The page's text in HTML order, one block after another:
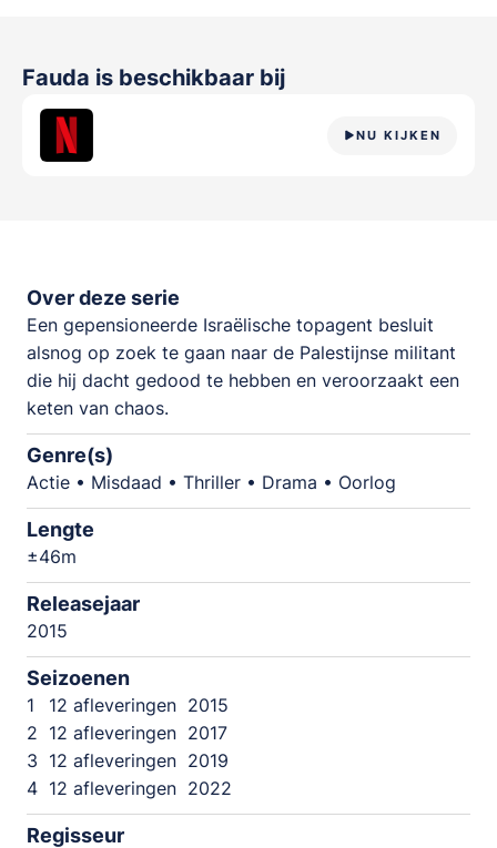
Fauda is beschikbaar bij
NU KIJKEN
Over deze serie
Een gepensioneerde Israëlische topagent besluit
alsnog op zoek te gaan naar de Palestijnse militant
die hij dacht gedood te hebben en veroorzaakt een
keten van chaos.
Genre(s)
Actie • Misdaad • Thriller • Drama • Oorlog
Lengte
±46m
Releasejaar
2015
Seizoenen
1 12 afleveringen 2015
2 12 afleveringen 2017
3 12 afleveringen 2019
4 12 afleveringen 2022
Regisseur